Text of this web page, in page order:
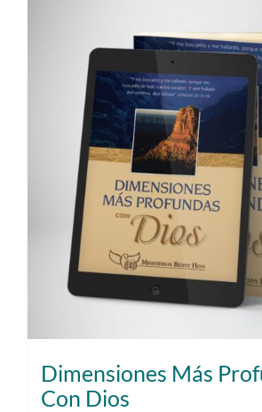
Dimensiones Más
Con Dios